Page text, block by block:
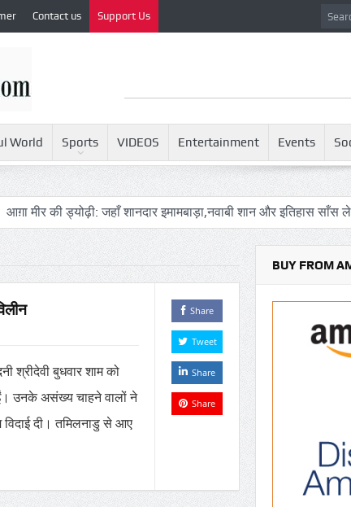
Contact us Support Us
World Sports VIDEOS Entertainment Events
जहाँ शानदार इमामबाड़ा,नवाबी शान और इतिहास साँस लेता था
श्रीदेवी बुधवार शाम को
उनके असंख्य चाहने वालों ने
दी। तमिलनाडु से आए
Share
Tweet
Share
Share
BUY FROM